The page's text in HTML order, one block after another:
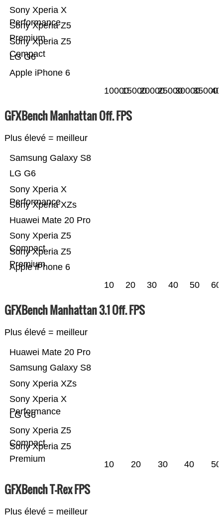
Apple iPhone 6
LG G6
Sony Xperia Z5
Compact
Sony Xperia Z5
Premium
Sony Xperia X
Performance
100001500020000250003000035000
GFXBench Manhattan Off. FPS
Plus élevé = meilleur
Apple iPhone 6
Sony Xperia Z5
Premium
Sony Xperia Z5
Compact
Huawei Mate 20 Pro
Sony Xperia XZs
Sony Xperia X
Performance
LG G6
Samsung Galaxy S8
10 20 30 40 50 60
GFXBench Manhattan 3.1 Off. FPS
Plus élevé = meilleur
Sony Xperia Z5
Premium
Sony Xperia Z5
Compact
LG G6
Sony Xperia X
Performance
Sony Xperia XZs
Samsung Galaxy S8
Huawei Mate 20 Pro
10 20 30 40 50
GFXBench T-Rex FPS
Plus élevé = meilleur